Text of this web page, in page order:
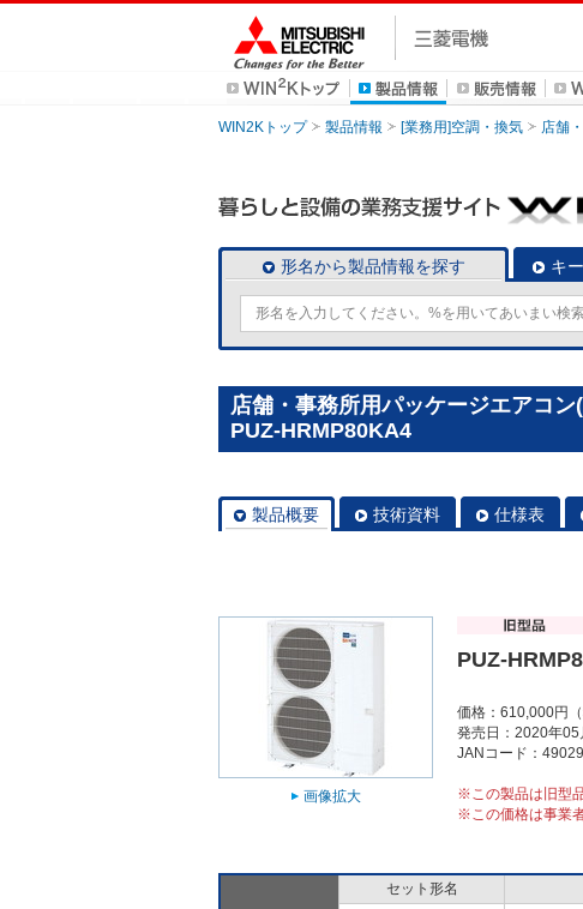
WIN2Kトップ 製品情報 [業務用]空調・換気 店舗
形名から製品情報を探す キ
店舗・事務所用パッケージエアコ
PUZ-HRMP80KA4
製品概要 技術資料 仕様表
画像拡大
PUZ-
価格：610,000円（
発売日：2020年05
JANコード：
※この製品は旧型
※この価格は事業
セット形名